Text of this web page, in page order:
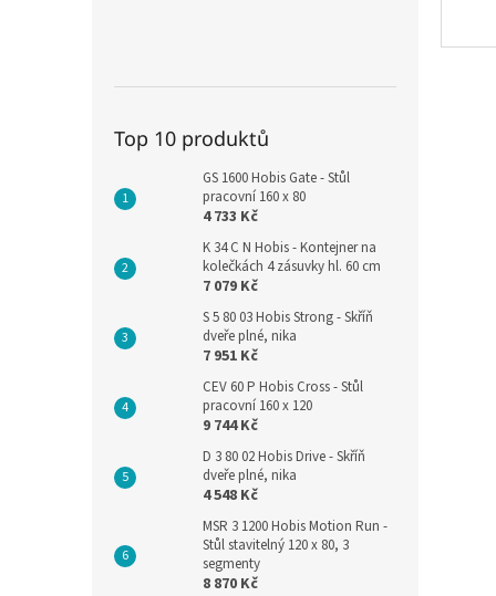
Top 10 produktů
GS 1600 Hobis Gate - Stůl
pracovní 160 x 80
4 733 Kč
K 34 C N Hobis - Kontejner na
kolečkách 4 zásuvky hl. 60 cm
7 079 Kč
S 5 80 03 Hobis Strong - Skříň
dveře plné, nika
7 951 Kč
CEV 60 P Hobis Cross - Stůl
pracovní 160 x 120
9 744 Kč
D 3 80 02 Hobis Drive - Skříň
dveře plné, nika
4 548 Kč
MSR 3 1200 Hobis Motion Run -
Stůl stavitelný 120 x 80, 3
segmenty
8 870 Kč